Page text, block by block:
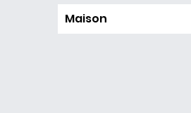
Maison